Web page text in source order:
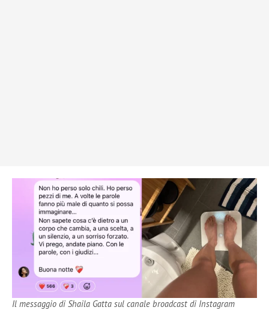
Il messaggio di Shaila Gatta sul canale broadcast di Instagram